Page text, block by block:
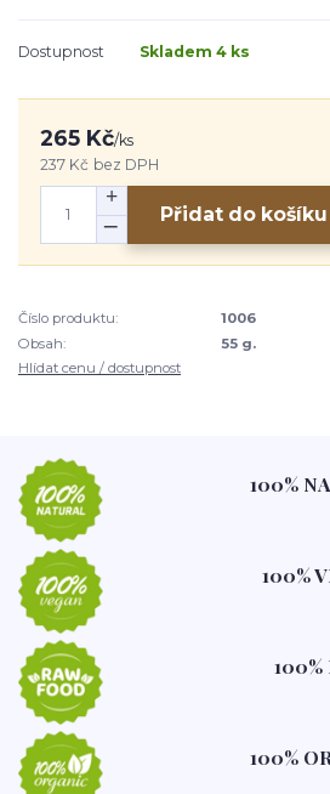
Dostupnost Skladem 4 ks
265 Kč/ks
237 Kč bez DPH
Přidat do košíku
Číslo produktu:
1006
Obsah:
55 g.
Hlídat cenu / dostupnost
100%
100%
100%
100%